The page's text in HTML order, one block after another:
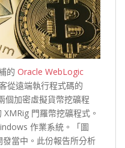
的 Oracle WebLogic
從遠端執行程式碼的
個加密虛擬貨幣挖礦程
門羅幣挖礦程式。
作業系統。「圖
當中。此份報告所分析